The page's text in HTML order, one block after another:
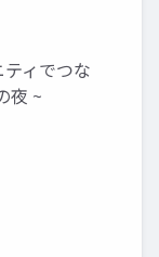
ィでつな
夜 ~